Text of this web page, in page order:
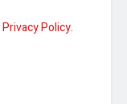
Privacy Policy.